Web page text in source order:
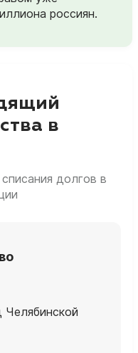
россиян.
в
долгов в
Челябинской